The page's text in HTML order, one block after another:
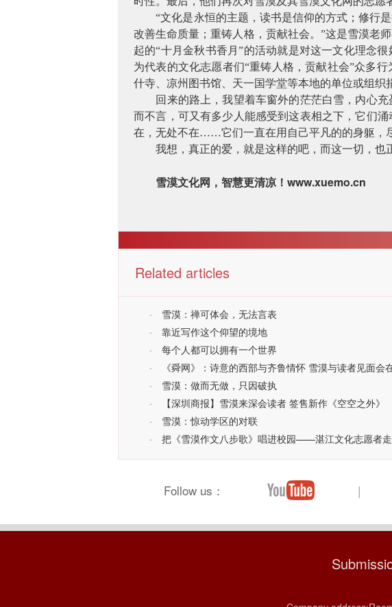
“文化是永恒的主题 ，读书是信仰的方式；修行
改善生命质量；重铸人格，贡献社会。”这是雪漠老
起的“十月金秋书香月”的活动就是对这一文化理念
为代表的文化志愿者们“重铸人格，贡献社会”众多
什寺、凉州图书馆、天一国学堂等本地的单位或组织
回来的路上，我望着车窗外的茫茫白雪，内心
而不言，可又有多少人能感受到这表相之下，它们
在，无处不在……它们一直在用自己平凡的的身躯，
我想，真正的爱，就是这样的吧，而这一切，
雪漠文化网，智慧更清凉！www.xuemo.cn
Related articles
· 雪漠：禅可体会，无法言表
· 靠近写作这个仰望的境地
· 每个人都可以拥有一个世界
· 《舜网》：诗意的西部与齐鲁情怀 雪漠与读者见面会
· 雪漠：做而无做，只因破执
· 【深圳商报】雪漠来深会读者 签售新作《空空之外》
· 雪漠：惊动学区的对联
· 把《雪漠作文八步歌》唱进校园——湛江文化志愿者
Follow us： |